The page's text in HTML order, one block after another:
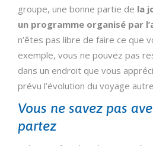
groupe, une bonne partie de la
un programme organisé par
n’êtes pas libre de faire ce que
exemple, vous ne pouvez pas
dans un endroit que vous
prévu l’évolution du voyage
Vous ne savez pas
partez